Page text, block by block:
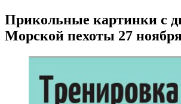
Прикольные картинки с
Морской пехоты 27